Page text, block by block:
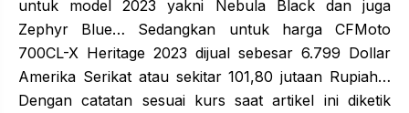
untuk model 2023 yakni Nebula Black dan juga
Zephyr Blue… Sedangkan untuk harga CFMoto
700CL-X Heritage 2023 dijual sebesar 6.799 Dollar
Amerika Serikat atau sekitar 101,80 jutaan Rupiah…
Dengan catatan sesuai kurs saat artikel ini diketik